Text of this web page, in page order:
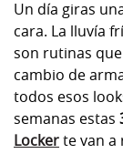
Un día giras
cara. La lluvía
son rutinas
cambio de
todos esos
semanas estas
Lockerte van a